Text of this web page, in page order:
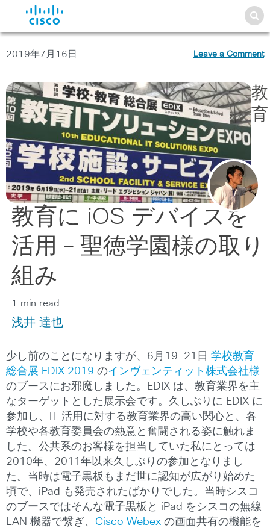
2019年7月16日 Leave a Comment
教
育
教育に iOS デバイスを
活用 – 聖徳学園様の取り
組み
1 min read
浅井 達也
少し前のことになりますが、6月19-21日 学校教育
総合展 EDIX 2019 のインヴェンティット株式会社様
のブースにお邪魔しました。EDIX は、教育業界を主
なターゲットとした展示会です。久しぶりに EDIX に
参加し、IT 活用に対する教育業界の高い関心と、各
学校や各教育委員会の熱意と奮闘される姿に触れま
した。公共系のお客様を担当していた私にとっては
2010年、2011年以来久しぶりの参加となりまし
た。当時は電子黒板もまだ世に認知が広がり始めた
頃で、iPad も発売されたばかりでした。当時シスコ
のブースではそんな電子黒板と iPad をシスコの無線
LAN 機器で繋ぎ、 Cisco Webex の画面共有の機能を